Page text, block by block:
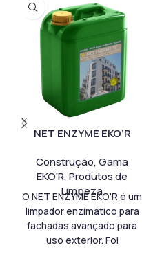
NET ENZYME EKO’R
Construção,Gama
EKO'R,Produtos de
Limpeza
O NET ENZYME EKO'R é um
limpador enzimático para
fachadas avançado para
uso exterior. Foi